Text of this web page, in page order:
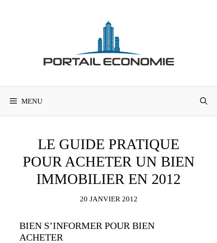
MENU
LE GUIDE PRATIQUE
POUR ACHETER UN BIEN
IMMOBILIER EN 2012
20 JANVIER 2012
BIEN S’INFORMER POUR BIEN
ACHETER